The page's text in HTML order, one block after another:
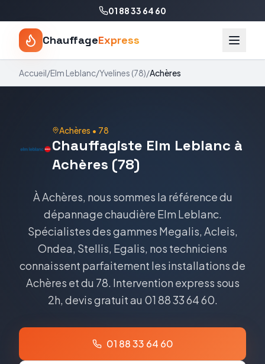
01 88 33 64 60
ChauffageExpress
Accueil/Elm Leblanc/Yvelines (78)/Achères
Achères • 78
Chauffagiste Elm Leblanc à
Achères (78)
À Achères, nous sommes la référence du
dépannage chaudière Elm Leblanc.
Spécialistes des gammes Megalis, Acleis,
Ondea, Stellis, Egalis, nos techniciens
connaissent parfaitement les installations de
Achères et du 78. Intervention express sous
2h, devis gratuit au 01 88 33 64 60.
01 88 33 64 60